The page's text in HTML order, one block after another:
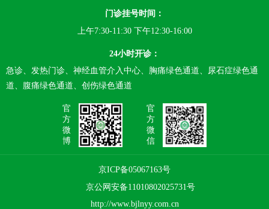
门诊挂号时间：
上午7:30-11:30 下午12:30-16:00
24小时开诊：
急诊、发热门诊、神经血管介入中心、胸痛绿色通道、尿石症绿色通
道、腹痛绿色通道、创伤绿色通道
官
方
微
博
官
方
微
信
京ICP备05067163号
京公网安备11010802025731号
http://www.bjlnyy.com.cn